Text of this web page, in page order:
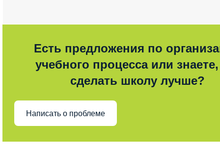
Есть предложения по
учебного процесса или знаете,
сделать школу лучше?
Написать о проблеме